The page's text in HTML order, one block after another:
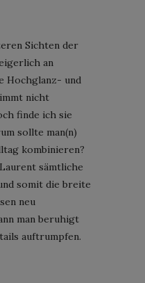
Sichten der
an
Hochglanz- und
nicht
finde ich sie
sollte man(n)
kombinieren?
sämtliche
somit die breite
neu
man beruhigt
auftrumpfen.